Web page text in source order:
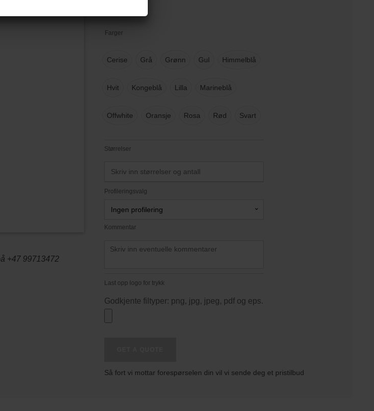
+47 99713472
Farger
Cerise Grå Grønn Gul Himmelblå
Hvit Kongeblå Lilla Marineblå
Offwhite Oransje Rosa Rød Svart
Størrelser
Profileringsvalg
Ingen profilering
Kommentar
Last opp logo for trykk
Godkjente filtyper: png, jpg, jpeg, pdf og eps.
Unisex
Så fort vi mottar forespørselen din vil vi sende deg et pristilbud